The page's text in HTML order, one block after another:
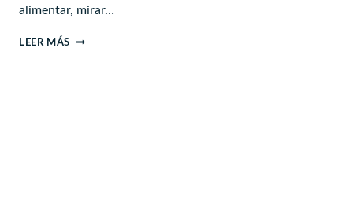
alimentar, mirar…
LEER MÁS GRANJA